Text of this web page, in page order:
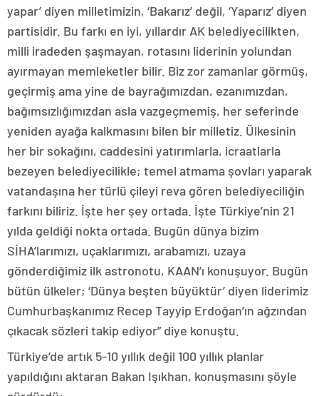
yapar’ diyen milletimizin, ‘Bakarız’ değil, ‘Yaparız’ diyen
partisidir. Bu farkı en iyi, yıllardır AK belediyecilikten,
milli iradeden şaşmayan, rotasını liderinin yolundan
ayırmayan memleketler bilir. Biz zor zamanlar görmüş,
geçirmiş ama yine de bayrağımızdan, ezanımızdan,
bağımsızlığımızdan asla vazgeçmemiş, her seferinde
yeniden ayağa kalkmasını bilen bir milletiz. Ülkesinin
her bir sokağını, caddesini yatırımlarla, icraatlarla
bezeyen belediyecilikle; temel atmama şovları yaparak
vatandaşına her türlü çileyi reva gören belediyeciliğin
farkını biliriz. İşte her şey ortada. İşte Türkiye’nin 21
yılda geldiği nokta ortada. Bugün dünya bizim
SİHA’larımızı, uçaklarımızı, arabamızı, uzaya
gönderdiğimiz ilk astronotu, KAAN’ı konuşuyor. Bugün
bütün ülkeler; ‘Dünya beşten büyüktür’ diyen liderimiz
Cumhurbaşkanımız Recep Tayyip Erdoğan’ın ağzından
çıkacak sözleri takip ediyor” diye konuştu.
Türkiye’de artık 5-10 yıllık değil 100 yıllık planlar
yapıldığını aktaran Bakan Işıkhan, konuşmasını şöyle